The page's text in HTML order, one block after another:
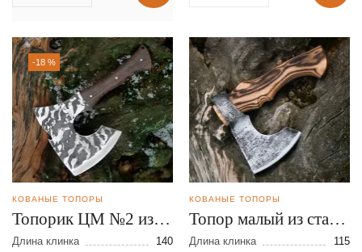
-18 %
КОВАНЫЕ ТОПОРЫ
Топорик ЦМ №2 из
стали 95Х18
Длина клинка
140
КОВАНЫЕ ТОПОРЫ
Топор малый из стали
9ХС
Длина клинка
115